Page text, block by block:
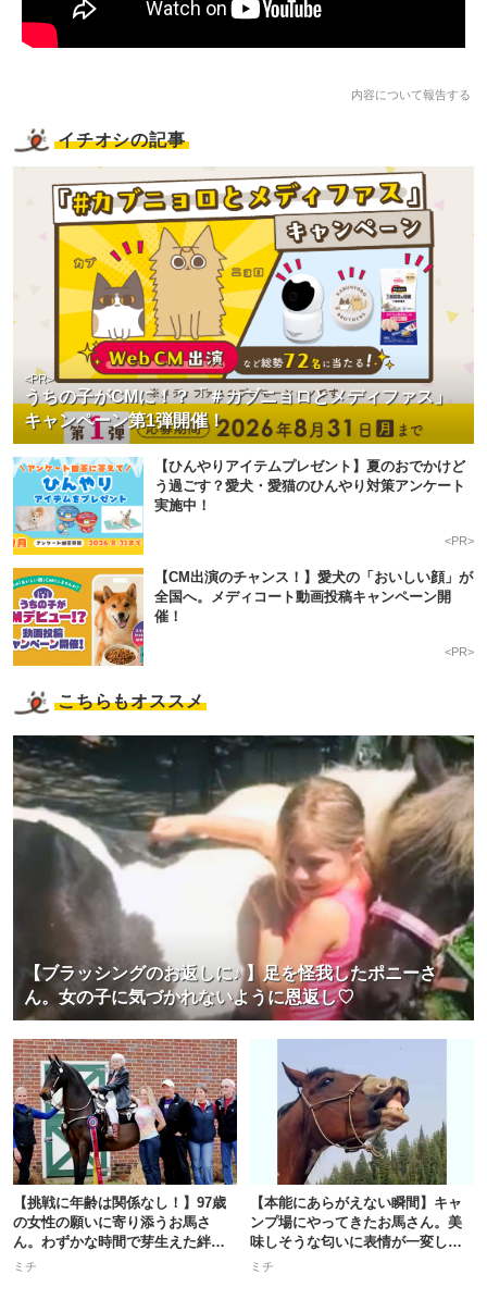
内容について報告する
イチオシの記事
うちの子がCMに！？「＃カブニョロとメディファス」
キャンペーン第1弾開催！
<PR>
【ひんやりアイテムプレゼント】夏のおでかけど
う過ごす？愛犬・愛猫のひんやり対策アンケート
実施中！
<PR>
【CM出演のチャンス！】愛犬の「おいしい顔」が
全国へ。メディコート動画投稿キャンペーン開
催！
<PR>
こちらもオススメ
【ブラッシングのお返しに♪ 】足を怪我したポニーさ
ん。女の子に気づかれないように恩返し♡
【挑戦に年齢は関係なし！】97歳
の女性の願いに寄り添うお馬さ
ん。わずかな時間で芽生えた絆に
感涙。
ミチ
【本能にあらがえない瞬間】キャ
ンプ場にやってきたお馬さん。美
味しそうな匂いに表情が一変しち
ゃう♡
ミチ